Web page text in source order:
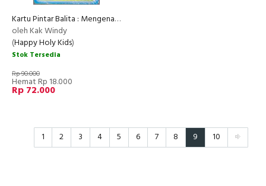
Kartu Pintar Balita : Mengenalkan dan Mengajarkan Buah Hati Anda Berbicara
oleh Kak Windy
(Happy Holy Kids)
Stok Tersedia
Rp 90.000
Hemat Rp 18.000
Rp 72.000
1 2 3 4 5 6 7 8 9 10